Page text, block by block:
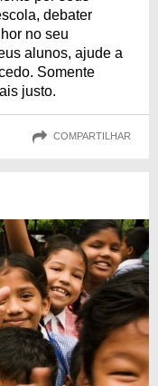
debater
no seu
alunos, ajude a
Somente
justo.
COMPARTILHAR